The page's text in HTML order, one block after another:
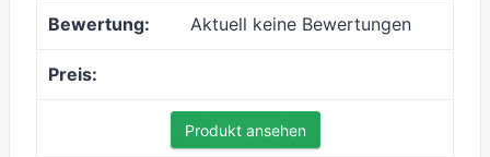
Aktuell keine Bewertungen
Produkt ansehen